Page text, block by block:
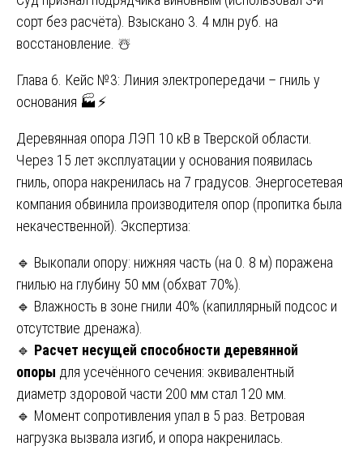
сорт без расчёта). Взыскано 3. 4 млн руб. на
восстановление. ☃️
Глава 6. Кейс №3: Линия электропередачи – гниль у
основания 🏭⚡
Деревянная опора ЛЭП 10 кВ в Тверской области.
Через 15 лет эксплуатации у основания появилась
гниль, опора накренилась на 7 градусов. Энергосетевая
компания обвинила производителя опор (пропитка была
некачественной). Экспертиза:
🔹 Выкопали опору: нижняя часть (на 0. 8 м) поражена
гнилью на глубину 50 мм (обхват 70%).
🔹 Влажность в зоне гнили 40% (капиллярный подсос и
отсутствие дренажа).
🔹 Расчет несущей способности деревянной
опоры для усечённого сечения: эквивалентный
диаметр здоровой части 200 мм стал 120 мм.
🔹 Момент сопротивления упал в 5 раз. Ветровая
нагрузка вызвала изгиб, и опора накренилась.